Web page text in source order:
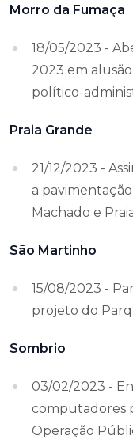
Morro da Fumaça
18/05/2023 -
2023 em
político-
Praia Grande
21/12/2023 -
a
Machado e
São Martinho
15/08/2023 -
projeto do
Sombrio
03/02/2023 -
computadores
Operação